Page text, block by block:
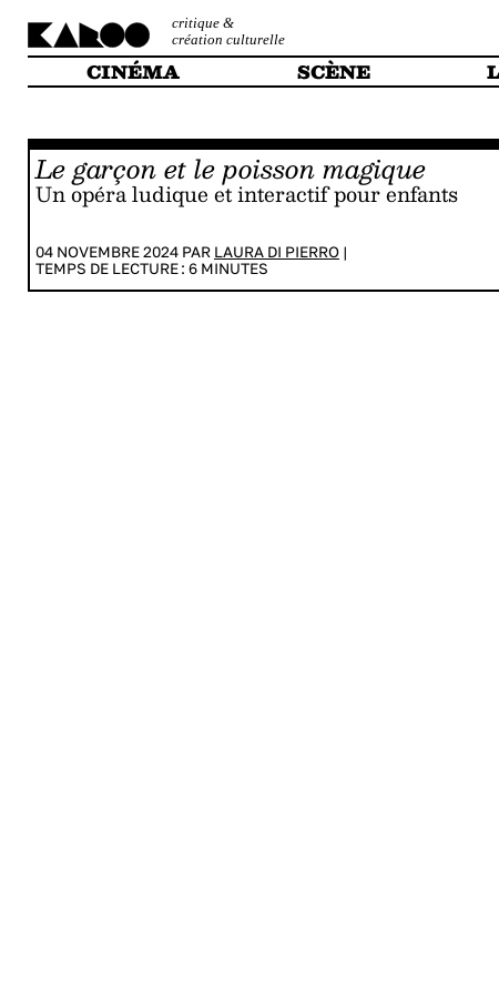
critique &
création culturelle
CINÉMA SCÈNE
Le garçon et le poisson magique
Un opéra ludique et interactif pour enfants
04 NOVEMBRE 2024 PAR LAURA DI PIERRO |
TEMPS DE LECTURE : 6 MINUTES